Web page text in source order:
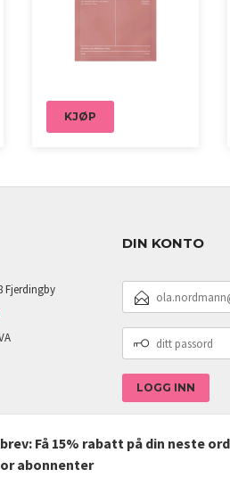
KJØP
Fjerdingby
DIN KONTO
POSTADRESSE
PASSORD
Få 15% rabatt på din neste
abonnenter